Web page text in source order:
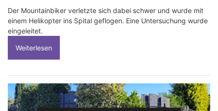
Der Mountainbiker verletzte sich dabei schwer und wurde mit
einem Helikopter ins Spital geflogen. Eine Untersuchung wurde
eingeleitet.
Weiterlesen